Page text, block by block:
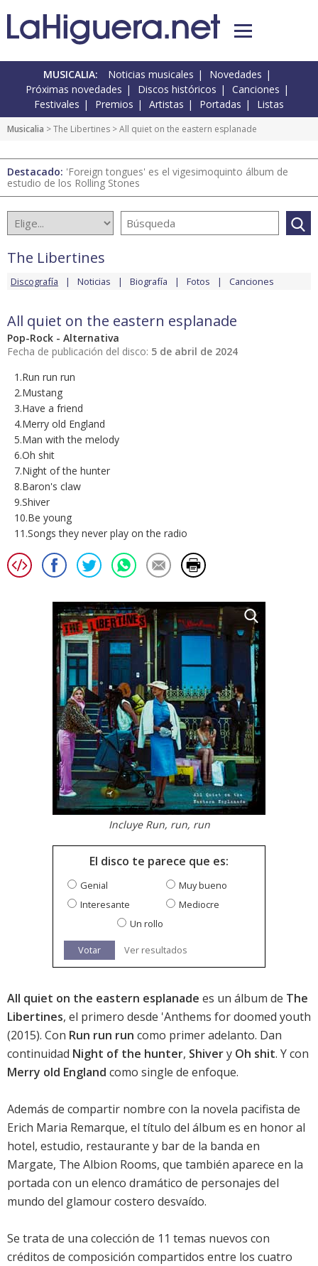
MUSICALIA: Noticias musicales
Novedades
Próximas novedades
Discos históricos
Canciones
Festivales
Premios Artistas Portadas Listas
Musicalia >The Libertines > All quiet on the eastern esplanade
Destacado: 'Foreign tongues' es el vigesimoquinto álbum de
estudio de los Rolling Stones
The Libertines
Discografía Noticias Biografía Fotos Canciones
All quiet on the eastern esplanade
Pop-Rock - Alternativa
Fecha de publicación del disco: 5 de abril de 2024
1.Run run run
2.Mustang
3.Have a friend
4.Merry old England
5.Man with the melody
6.Oh shit
7.Night of the hunter
8.Baron's claw
9.Shiver
10.Be young
11.Songs they never play on the radio
Incluye Run, run, run
El disco te parece que es:
Genial
Muy bueno
Interesante
Mediocre
Un rollo
Votar Ver resultados
All quiet on the eastern esplanade es un álbum de The
Libertines, el primero desde 'Anthems for doomed youth
(2015). Con Run run run como primer adelanto. Dan
continuidad Night of the hunter, Shivery Oh shit. Y con
Merry old England como single de enfoque.
Además de compartir nombre con la novela pacifista de
Erich Maria Remarque, el título del álbum es en honor al
hotel, estudio, restaurante y bar de la banda en
Margate, The Albion Rooms, que también aparece en la
portada con un elenco dramático de personajes del
mundo del glamour costero desvaído.
Se trata de una colección de 11 temas nuevos con
créditos de composición compartidos entre los cuatro